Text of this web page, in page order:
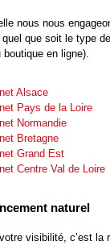
nous nous
que soit le type
en ligne).
Alsace
Pays de la Loire
Normandie
Bretagne
Grand Est
Centre Val de Loire
naturel
visibilité, c’est la